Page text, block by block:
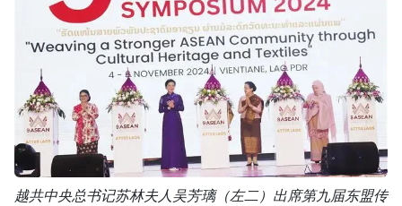
越共中央总书记苏林夫人吴芳璃（左二）出席第九届东盟传